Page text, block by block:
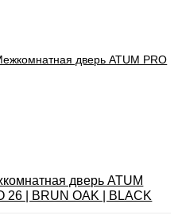
дверь ATUM
26 | BRUN OAK | BLACK